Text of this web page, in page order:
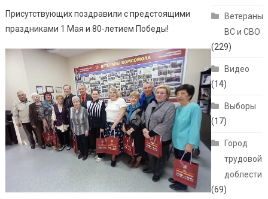
Присутствующих поздравили с предстоящими
праздниками 1 Мая и 80-летием Победы!
Ветераны
ВС и СВО
(229)
Видео
(14)
Выборы
(17)
Город
трудовой
доблести
(69)